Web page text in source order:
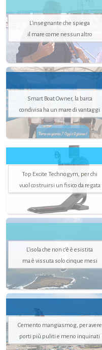
L'insegnante che spiega
il mare come nessun altro
Smart Boat Owner, la barca
condivisa ha un mare di vantaggi
Top Excite Technogym, per chi
vuol costruirsi un fisico da regata
L’isola che non c'è è esistita
ma è vissuta solo cinque mesi
Cemento mangiasmog, per avere
porti più puliti e meno inquinati